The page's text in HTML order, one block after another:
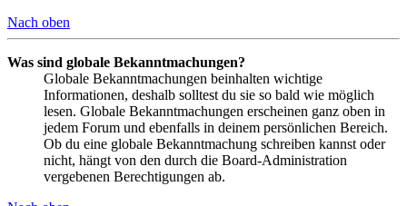
Nach oben
Was sind globale Bekanntmachungen?
Globale Bekanntmachungen beinhalten wichtige
Informationen, deshalb solltest du sie so bald wie möglich
lesen. Globale Bekanntmachungen erscheinen ganz oben in
jedem Forum und ebenfalls in deinem persönlichen Bereich.
Ob du eine globale Bekanntmachung schreiben kannst oder
nicht, hängt von den durch die Board-Administration
vergebenen Berechtigungen ab.